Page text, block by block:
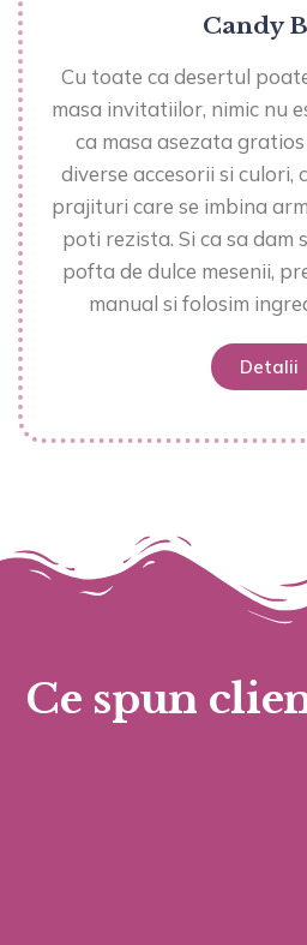
Candy
Cu toate ca desertul
masa invitatiilor, nimic nu
ca masa asezata
diverse accesorii si culori,
prajituri care se imbina
poti rezista. Si ca sa dam
pofta de dulce mesenii,
manual si folosim
Detalii
Ce spun